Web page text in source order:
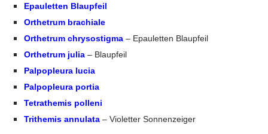
Epauletten Blaupfeil
Orthetrum brachiale
Orthetrum chrysostigma – Epauletten Blaupfeil
Orthetrum julia – Blaupfeil
Palpopleura lucia
Palpopleura portia
Tetrathemis polleni
Trithemis annulata – Violetter Sonnenzeiger